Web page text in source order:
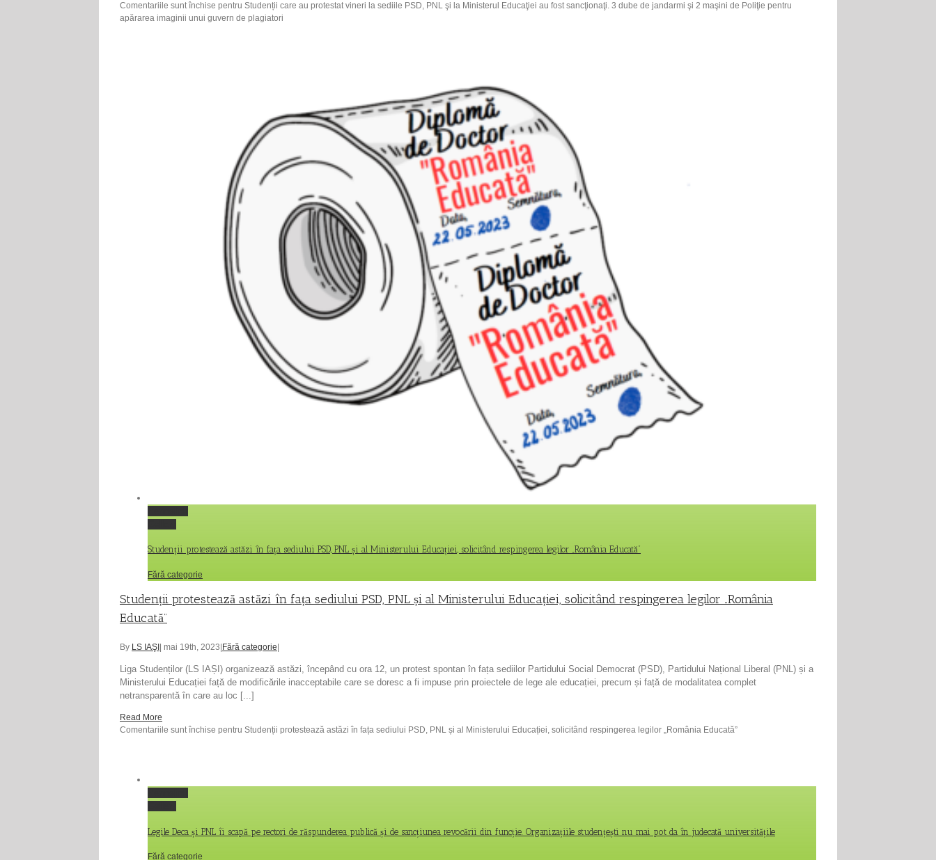
Comentariile sunt închise pentru Studenții care au protestat vineri la sediile PSD, PNL şi la Ministerul Educaţiei au fost sancţionaţi. 3 dube de jandarmi şi 2 maşini de Poliţie pentru
apărarea imaginii unui guvern de plagiatori
Studenții protestează astăzi în fața sediului PSD, PNL și al Ministerului Educației, solicitând respingerea legilor „România Educată”
Fără categorie
Studenții protestează astăzi în fața sediului PSD, PNL și al Ministerului Educației, solicitând respingerea legilor „România
Educată”
By LS IAŞI mai 19th, 2023 Fără categorie
Liga Studenților (LS IAȘI) organizează astăzi, începând cu ora 12, un protest spontan în fața sediilor Partidului Social Democrat (PSD), Partidului Național Liberal (PNL) și a
Ministerului Educației față de modificările inacceptabile care se doresc a fi impuse prin proiectele de lege ale educației, precum și față de modalitatea complet
netransparentă în care au loc [...]
Read More
Comentariile sunt închise pentru Studenții protestează astăzi în fața sediului PSD, PNL și al Ministerului Educației, solicitând respingerea legilor „România Educată”
Legile Deca și PNL îi scapă pe rectori de răspunderea publică și de sancțiunea revocării din funcție. Organizațiile studențești nu mai pot da în judecată universitățile
Fără categorie